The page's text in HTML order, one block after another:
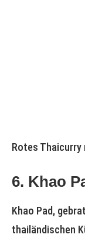
Rotes Thaicurry
6. Khao
Khao Pad,
thailändischen